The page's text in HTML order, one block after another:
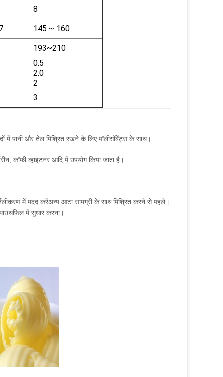
8
145 ~ 160
193~210
0.5
2.0
2
3
में पानी और तेल मिश्रित रखने के लिए पॉलीसॉर्बेट्स के साथ।
कॉफी व्हाइटनर आदि में उपयोग किया जाता है।
में मदद करेंअन्य आटा सामग्री के साथ मिश्रित करने से पहले।
में सुधार करना।